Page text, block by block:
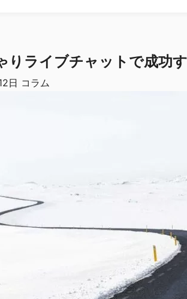
りライブチャットで成功
日 コラム